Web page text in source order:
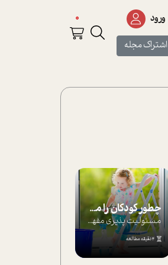
ورود
اشتراک مجله
0
چطور کودکان را مسئولیت‌پذیر بار بیاورید؟
مسئولیت پذیری مفهومی ا ست که هر چه کودکت...
4 دقیقه مطالعه